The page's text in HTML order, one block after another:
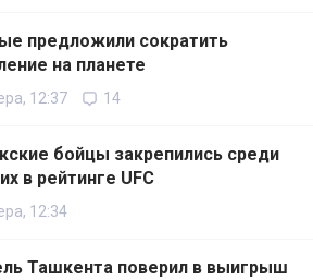
предложили сократить
на планете
12:37 14
бойцы закрепились среди
в рейтинге UFC
12:34
Ташкента поверил в выигрыш